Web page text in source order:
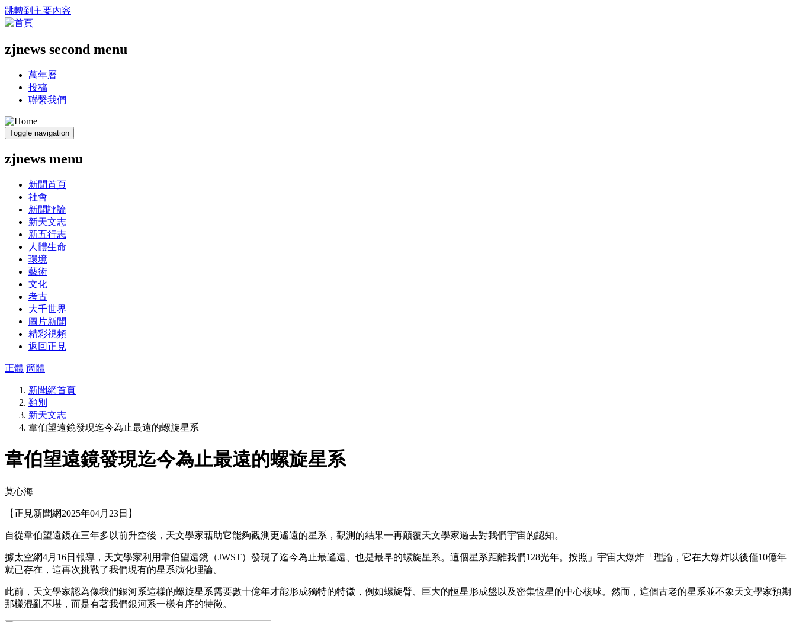
跳轉到主要內容
zjnews second menu
萬年曆
投稿
聯繫我們
Toggle navigation
zjnews menu
新聞首頁
社會
新聞評論
新天文志
新五行志
人體生命
環境
藝術
文化
考古
大千世界
圖片新聞
精彩視頻
返回正見
正體 簡體
新聞網首頁
類別
新天文志
韋伯望遠鏡發現迄今為止最遠的螺旋星系
韋伯望遠鏡發現迄今為止最遠的螺旋星系
莫心海
【正見新聞網2025年04月23日】
自從韋伯望遠鏡在三年多以前升空後，天文學家藉助它能夠觀測更遙遠的星系，觀測的結果一再顛覆天文學家過去對我們宇宙的認知。
據太空網4月16日報導，天文學家利用韋伯望遠鏡（JWST）發現了迄今為止最遙遠、也是最早的螺旋星系。這個星系距離我們128光年。按照」宇宙大爆炸「理論，它在大爆炸以後僅10億年
就已存在，這再次挑戰了我們現有的星系演化理論。
此前，天文學家認為像我們銀河系這樣的螺旋星系需要數十億年才能形成獨特的特徵，例如螺旋臂、巨大的恆星形成盤以及密集恆星的中心核球。然而，這個古老的星系並不象天文學家預期
那樣混亂不堪，而是有著我們銀河系一樣有序的特徵。